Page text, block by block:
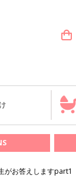
がお答えしますpart1